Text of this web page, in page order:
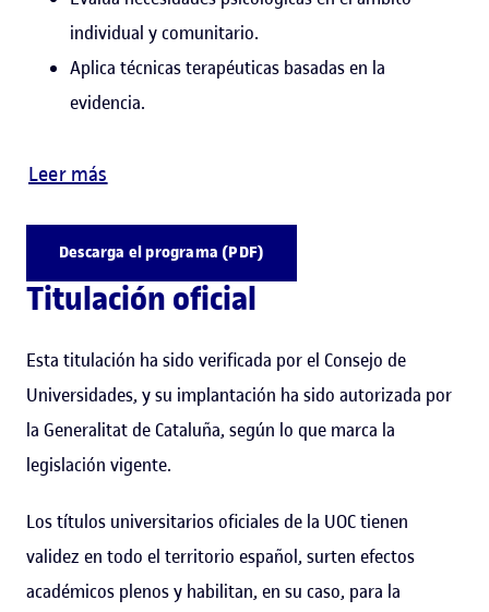
individual y comunitario.
Aplica técnicas terapéuticas basadas en la
evidencia.
Leer más
Descarga el programa (PDF)
Titulación oficial
Esta titulación ha sido verificada por el Consejo de
Universidades, y su implantación ha sido autorizada por
la Generalitat de Cataluña, según lo que marca la
legislación vigente.
Los títulos universitarios oficiales de la UOC tienen
validez en todo el territorio español, surten efectos
académicos plenos y habilitan, en su caso, para la